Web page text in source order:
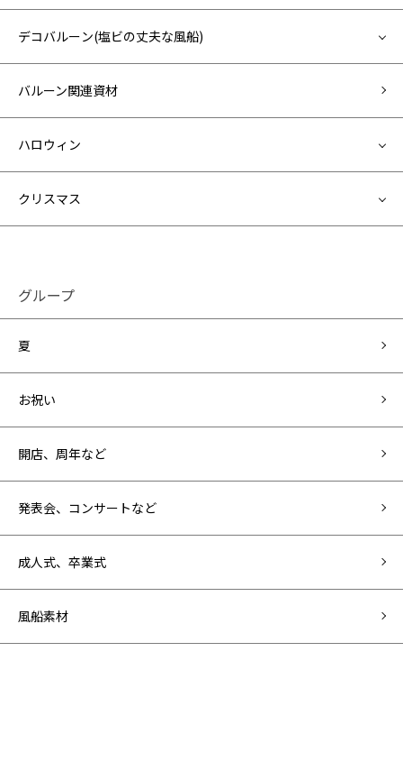
デコバルーン(塩ビの丈夫な風船)
バルーン関連資材
ハロウィン
クリスマス
グループ
夏
お祝い
開店、周年など
発表会、コンサートなど
成人式、卒業式
風船素材